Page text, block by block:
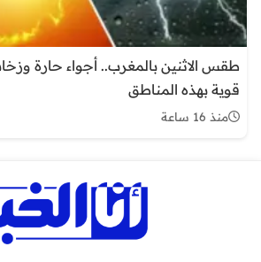
طقس الاثنين بالمغرب.. أجواء حارة
قوية بهذه المناطق
منذ 16 ساعة